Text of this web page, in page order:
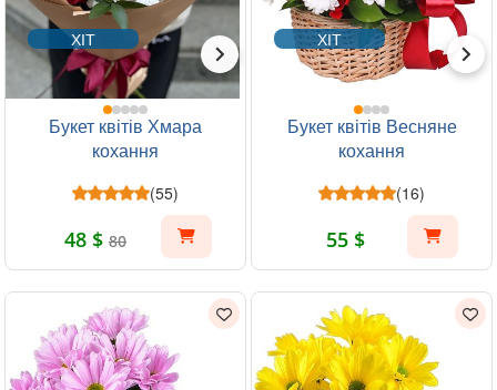
ХІТ
Букет квітів Хмара
кохання
(55)
48 $ 80
ХІТ
Букет квітів Весняне
кохання
(16)
55 $